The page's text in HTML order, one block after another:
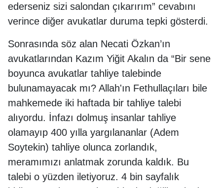
ederseniz sizi salondan çıkarırım” cevabını
verince diğer avukatlar duruma tepki gösterdi.
Sonrasında söz alan Necati Özkan’ın
avukatlarından Kazım Yiğit Akalın da “Bir sene
boyunca avukatlar tahliye talebinde
bulunamayacak mı? Allah'ın Fethullaçıları bile
mahkemede iki haftada bir tahliye talebi
alıyordu. İnfazı dolmuş insanlar tahliye
olamayıp 400 yılla yargılananlar (Adem
Soytekin) tahliye olunca zorlandık,
meramımızı anlatmak zorunda kaldık. Bu
talebi o yüzden iletiyoruz. 4 bin sayfalık